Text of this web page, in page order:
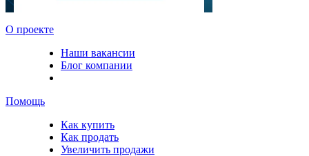
О проекте
Наши вакансии
Блог компании
Помощь
Как купить
Как продать
Увеличить продажи